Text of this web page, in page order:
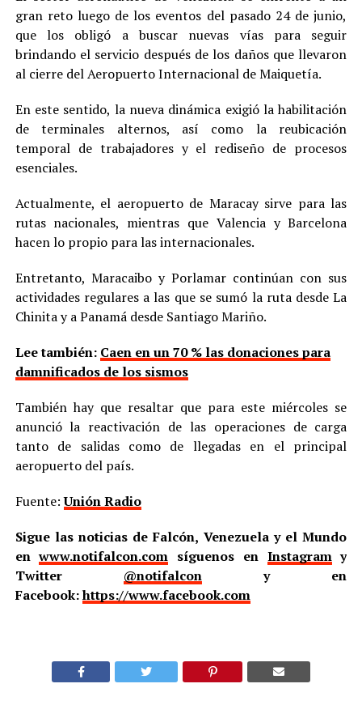
gran reto luego de los eventos del pasado 24 de junio,
que los obligó a buscar nuevas vías para seguir
brindando el servicio después de los daños que llevaron
al cierre del Aeropuerto Internacional de Maiquetía.
En este sentido, la nueva dinámica exigió la habilitación
de terminales alternos, así como la reubicación
temporal de trabajadores y el rediseño de procesos
esenciales.
Actualmente, el aeropuerto de Maracay sirve para las
rutas nacionales, mientras que Valencia y Barcelona
hacen lo propio para las internacionales.
Entretanto, Maracaibo y Porlamar continúan con sus
actividades regulares a las que se sumó la ruta desde La
Chinita y a Panamá desde Santiago Mariño.
Lee también: Caen en un 70 % las donaciones para
damnificados de los sismos
También hay que resaltar que para este miércoles se
anunció la reactivación de las operaciones de carga
tanto de salidas como de llegadas en el principal
aeropuerto del país.
Fuente:Unión Radio
Sigue las noticias de Falcón, Venezuela y el Mundo
enwww.notifalcon.com síguenos en Instagramy
Twitter @notifalcony en
Facebook:https://www.facebook.com